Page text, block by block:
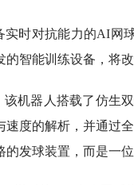
时对抗能力的AI网
智能训练设备，将
机器人搭载了仿生
速度的解析，并通过
的发球装置，而是一